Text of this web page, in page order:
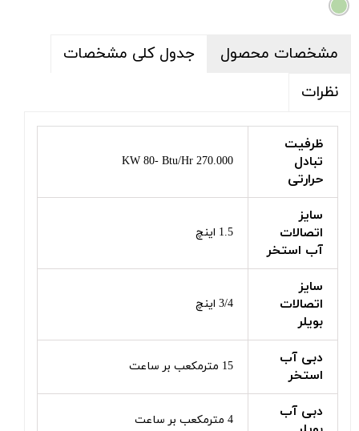
مشخصات محصول
جدول کلی مشخصات
نظرات
ظرفیت
تبادل
حرارتی
KW 80- Btu/Hr 270.000
سایز
اتصالات
آب استخر
1.5 اینچ
سایز
اتصالات
بویلر
3/4 اینچ
دبی آب
استخر
15 مترمکعب بر ساعت
دبی آب
4 مترمکعب بر ساعت